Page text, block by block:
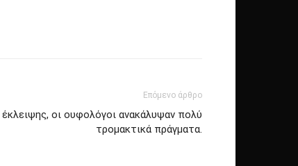
Επόμενο άρθρο
οι ουφολόγοι ανακάλυψαν πολύ
τρομακτικά πράγματα.